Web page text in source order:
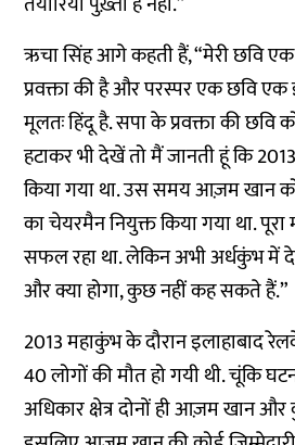
ऋचा सिंह आगे कहती हैं, “मेरी छवि एक
प्रवक्ता की है और परस्पर एक छवि एक
मूलतः हिंदू है. सपा के प्रवक्ता की
हटाकर भी देखें तो मैं जानती हूं कि
किया गया था. उस समय आज़म खान
का चेयरमैन नियुक्त किया गया था.
सफल रहा था. लेकिन अभी अर्धकुंभ में
और क्या होगा, कुछ नहीं कह सकते हैं.”
2013 महाकुंभ के दौरान इलाहाबाद
40 लोगों की मौत हो गयी थी. चूंकि
अधिकार क्षेत्र दोनों ही आज़म खान और